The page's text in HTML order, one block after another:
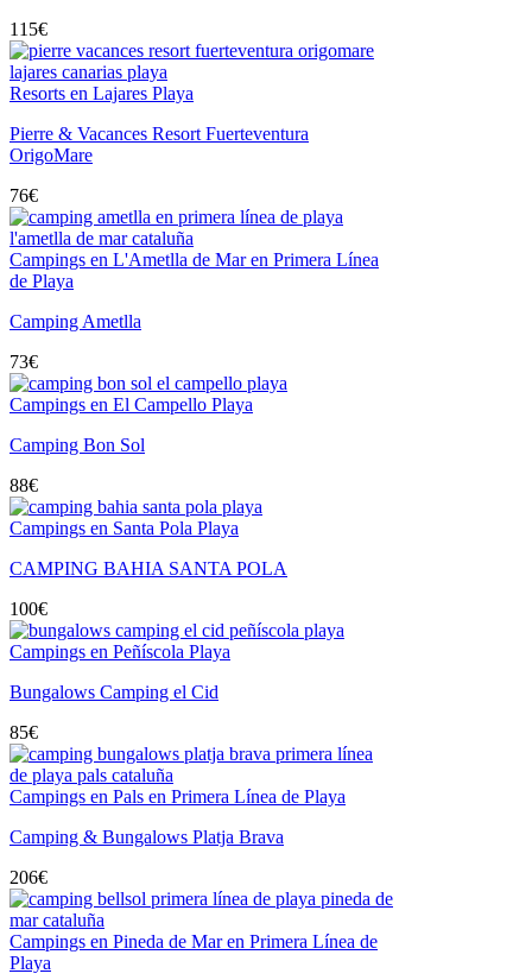
115€
Resorts en Lajares Playa
Pierre & Vacances Resort Fuerteventura
OrigoMare
76€
Campings en L'Ametlla de Mar en Primera Línea
de Playa
Camping Ametlla
73€
Campings en El Campello Playa
Camping Bon Sol
88€
Campings en Santa Pola Playa
CAMPING BAHIA SANTA POLA
100€
Campings en Peñíscola Playa
Bungalows Camping el Cid
85€
Campings en Pals en Primera Línea de Playa
Camping & Bungalows Platja Brava
206€
Campings en Pineda de Mar en Primera Línea de
Playa